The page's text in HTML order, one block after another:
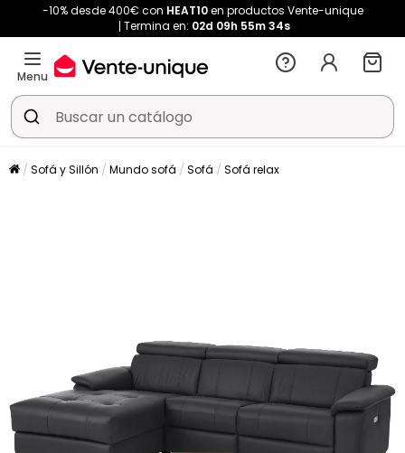
-10% desde 400€ con HEAT10en productos Vente-unique
Termina en: 02d 09h 55m33s
Menu
Sofá y Sillón Mundo sofá Sofá Sofá relax